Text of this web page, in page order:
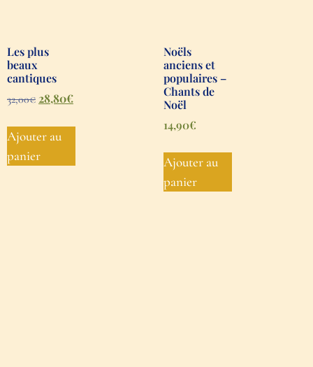
Les plus
beaux
cantiques
32,00€ 28,80€
Ajouter au
panier
Noëls
anciens et
populaires –
Chants de
Noël
14,90€
Ajouter au
panier